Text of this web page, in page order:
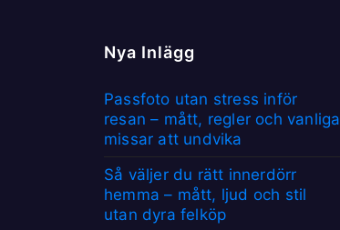
Nya Inlägg
Passfoto utan stress inför
resan – mått, regler och vanliga
missar att undvika
Så väljer du rätt innerdörr
hemma – mått, ljud och stil
utan dyra felköp